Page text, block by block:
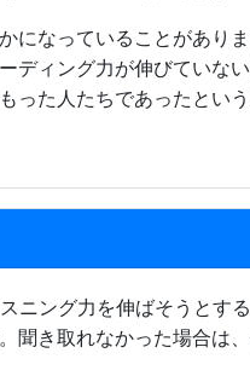
になっていることがあり
ディング力が伸びていな
った人たちであったとい
ニング力を伸ばそうとす
聞き取れなかった場合は